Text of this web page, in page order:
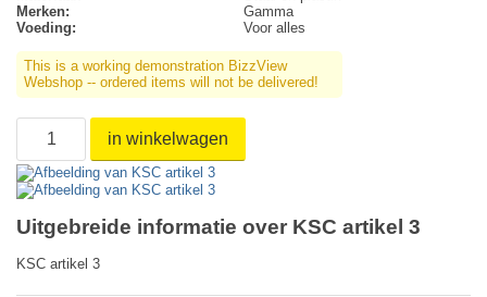
Merken:
Gamma
Voeding:
Voor alles
This is a working demonstration BizzView
Webshop -- ordered items will not be delivered!
in winkelwagen
Uitgebreide informatie over KSC artikel 3
KSC artikel 3